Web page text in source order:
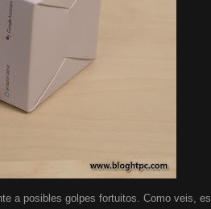
a posibles golpes fortuitos. Como veis, es